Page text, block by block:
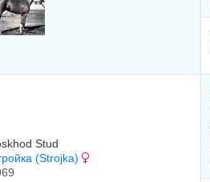
Stud
(Strojka)